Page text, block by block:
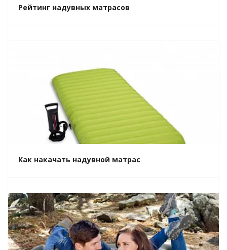
Рейтинг надувных матрасов
Как накачать надувной матрас